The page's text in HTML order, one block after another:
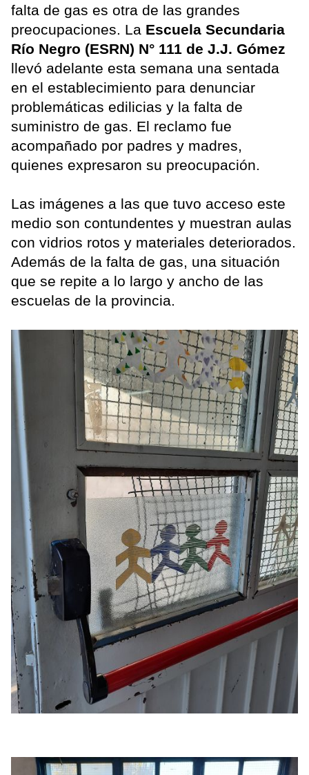
falta de gas es otra de las grandes
preocupaciones. La Escuela Secundaria
Río Negro (ESRN) N° 111 de J.J. Gómez
llevó adelante esta semana una sentada
en el establecimiento para denunciar
problemáticas edilicias y la falta de
suministro de gas. El reclamo fue
acompañado por padres y madres,
quienes expresaron su preocupación.
Las imágenes a las que tuvo acceso este
medio son contundentes y muestran aulas
con vidrios rotos y materiales deteriorados.
Además de la falta de gas, una situación
que se repite a lo largo y ancho de las
escuelas de la provincia.